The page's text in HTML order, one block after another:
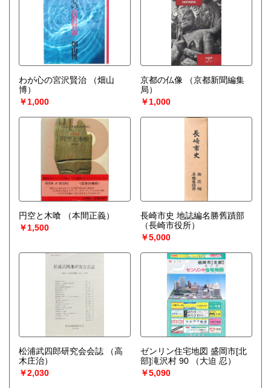
わが心の宮沢賢治
（畑山
博）
￥1,000
京都の仏像
（京都新聞編集
局）
￥1,000
円空と木喰
（本間正義）
￥1,500
長崎市史 地誌編名勝舊蹟部
（長崎市役所）
￥5,000
松浦武四郎研究会会誌
（高
木庄治）
￥2,030
ゼンリン住宅地図 盛岡市[北
部]滝沢村 90
（大迫 忍）
￥5,090